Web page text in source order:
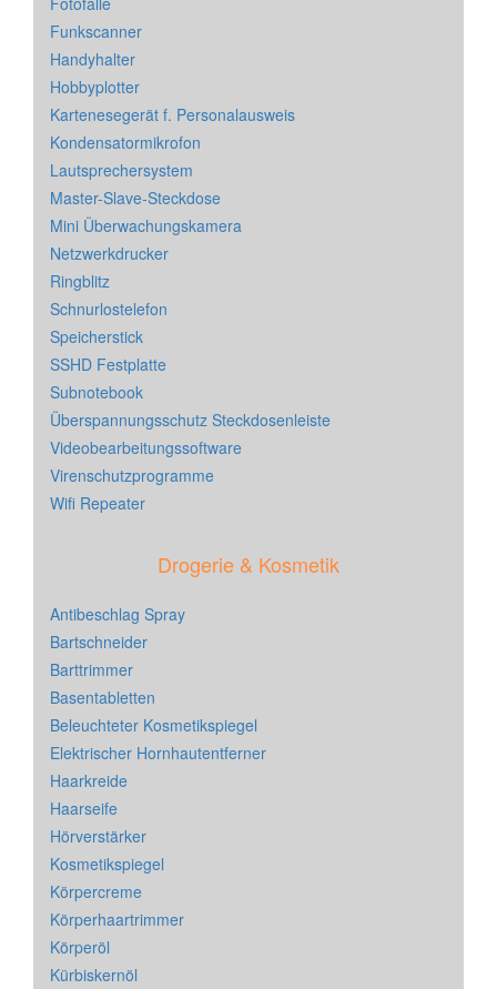
Funkscanner
Handyhalter
Hobbyplotter
Kartenesegerät f. Personalausweis
Kondensatormikrofon
Lautsprechersystem
Master-Slave-Steckdose
Mini Überwachungskamera
Netzwerkdrucker
Ringblitz
Schnurlostelefon
Speicherstick
SSHD Festplatte
Subnotebook
Überspannungsschutz Steckdosenleiste
Videobearbeitungssoftware
Virenschutzprogramme
Wifi Repeater
Drogerie & Kosmetik
Antibeschlag Spray
Bartschneider
Barttrimmer
Basentabletten
Beleuchteter Kosmetikspiegel
Elektrischer Hornhautentferner
Haarkreide
Haarseife
Hörverstärker
Kosmetikspiegel
Körpercreme
Körperhaartrimmer
Körperöl
Kürbiskernöl